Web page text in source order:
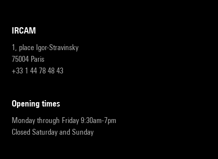
IRCAM
1, place Igor-Stravinsky
75004 Paris
+33 1 44 78 48 43
opening times
Monday through Friday 9:30am-7pm
Closed Saturday and Sunday